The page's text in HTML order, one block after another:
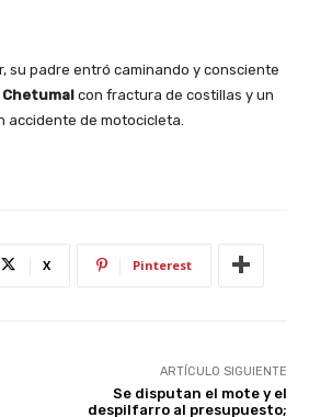
su padre entró caminando y consciente
Chetumal con fractura de costillas y un
accidente de motocicleta.
X Pinterest
ARTÍCULO SIGUIENTE
Se disputan el mote y el
despilfarro al presupuesto;